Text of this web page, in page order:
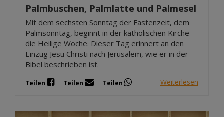
Palmbuschen, Palmlatte und Palmesel
Mit dem sechsten Sonntag der Fastenzeit, dem
Palmsonntag, beginnt in der katholischen Kirche
die Heilige Woche. Dieser Tag erinnert an den
Einzug Jesu Christi nach Jerusalem, wie er in der
Bibel beschrieben ist.
Teilen Teilen Teilen Weiterlesen